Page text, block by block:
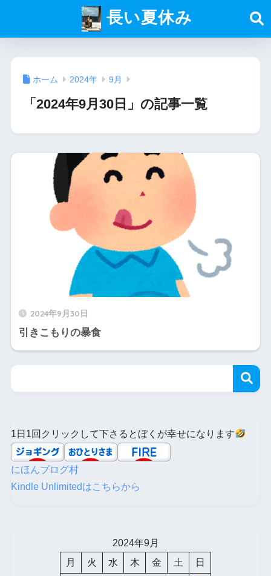
長い夏休み
ホーム 2024年 9月
「2024年9月30日」の記事一覧
2024年9月30日
引きこもりの暴食
1日1回クリックして下さるとぼくが幸せになります
にほんブログ村
Kindle Unlimitedはこちらから
2024年9月
月
火 水 木 金 土 日